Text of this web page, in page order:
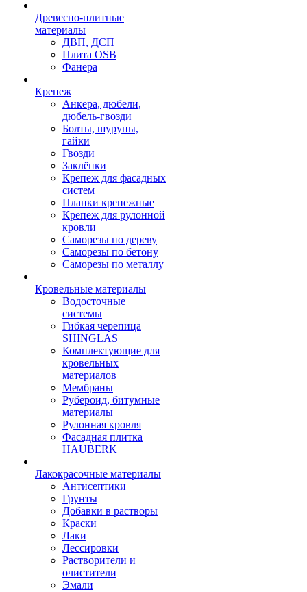
Древесно-плитные
материалы
ДВП, ДСП
Плита OSB
Фанера
Крепеж
Анкера, дюбели,
дюбель-гвозди
Болты, шурупы,
гайки
Гвозди
Заклёпки
Крепеж для фасадных
систем
Планки крепежные
Крепеж для рулонной
кровли
Саморезы по дереву
Саморезы по бетону
Саморезы по металлу
Кровельные материалы
Водосточные
системы
Гибкая черепица
SHINGLAS
Комплектующие для
кровельных
материалов
Мембраны
Рубероид, битумные
материалы
Рулонная кровля
Фасадная плитка
HAUBERK
Лакокрасочные материалы
Антисептики
Грунты
Добавки в растворы
Краски
Лаки
Лессировки
Растворители и
очистители
Эмали